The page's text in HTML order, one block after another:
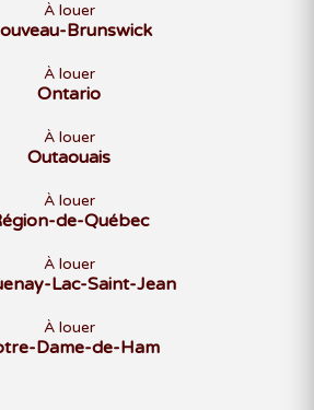
À louer
Brunswick
À louer
Ontario
À louer
Outaouais
À louer
de-Québec
À louer
Lac-Saint-Jean
À louer
Dame-de-Ham